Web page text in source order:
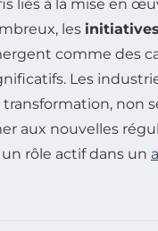
liés à la mise en
les initiatives
comme des
Les
non
aux nouvelles
rôle actif dans un